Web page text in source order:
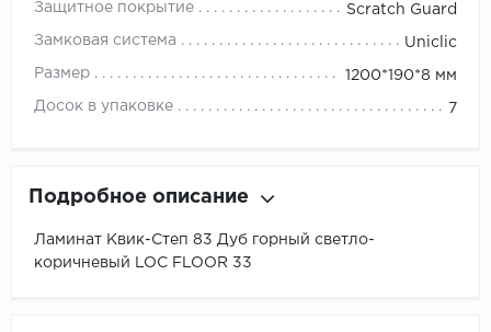
Защитное покрытие Scratch Guard
Замковая система Uniclic
Размер 1200*190*8 мм
Досок в упаковке 7
Подробное описание
Ламинат Квик-Степ 83 Дуб горный светло-
коричневый LOC FLOOR 33